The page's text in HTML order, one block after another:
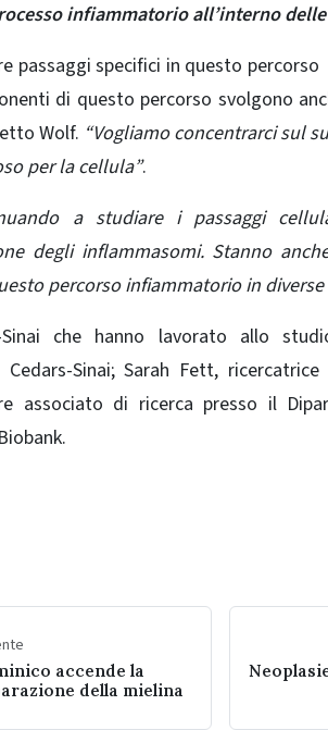
infiammatorio all’interno
passaggi specifici in questo percorso
di questo percorso svolgono
Wolf. “Vogliamo concentrarci sul
per la cellula”.
a studiare i passaggi
degli inflammasomi. Stanno
percorso infiammatorio in
che hanno lavorato allo
Sinai; Sarah Fett,
associato di ricerca presso il
accende la
della mielina